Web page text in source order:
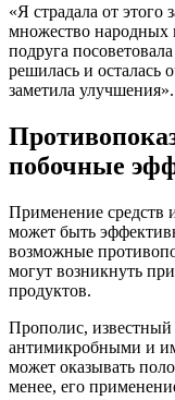
«Я страдала от этого
множество народных
подруга
решилась и осталась
заметила улучшения».
побочные
Применение средств
может быть
возможные
могут возникнуть
продуктов.
Прополис,
антимикробными и
может оказывать
менее, его